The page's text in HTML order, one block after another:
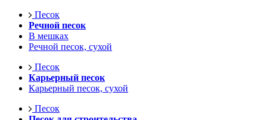
Песок
Речной песок
В мешках
Речной песок, сухой
Песок
Карьерный песок
Карьерный песок, сухой
Песок